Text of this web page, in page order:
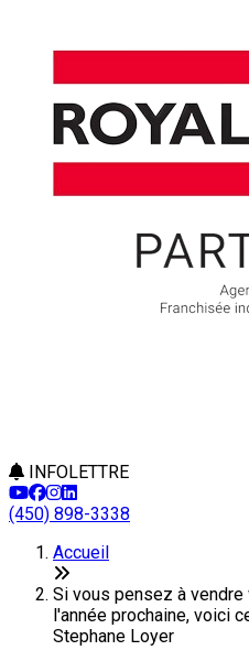
INFOLETTRE
(450) 898-3338
Accueil
Si vous pensez à
l'année prochaine, voici
Stephane Loyer